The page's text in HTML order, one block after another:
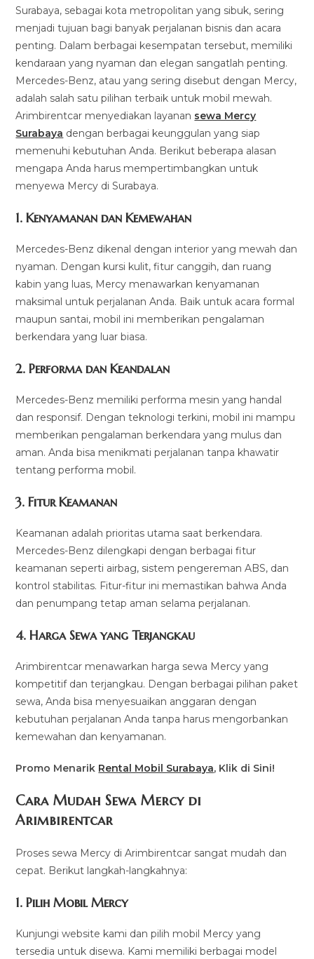
Surabaya, sebagai kota metropolitan yang sibuk, sering
menjadi tujuan bagi banyak perjalanan bisnis dan acara
penting. Dalam berbagai kesempatan tersebut, memiliki
kendaraan yang nyaman dan elegan sangatlah penting.
Mercedes-Benz, atau yang sering disebut dengan Mercy,
adalah salah satu pilihan terbaik untuk mobil mewah.
Arimbirentcar menyediakan layanan sewa Mercy
Surabaya dengan berbagai keunggulan yang siap
memenuhi kebutuhan Anda. Berikut beberapa alasan
mengapa Anda harus mempertimbangkan untuk
menyewa Mercy di Surabaya.
1. Kenyamanan dan Kemewahan
Mercedes-Benz dikenal dengan interior yang mewah dan
nyaman. Dengan kursi kulit, fitur canggih, dan ruang
kabin yang luas, Mercy menawarkan kenyamanan
maksimal untuk perjalanan Anda. Baik untuk acara formal
maupun santai, mobil ini memberikan pengalaman
berkendara yang luar biasa.
2. Performa dan Keandalan
Mercedes-Benz memiliki performa mesin yang handal
dan responsif. Dengan teknologi terkini, mobil ini mampu
memberikan pengalaman berkendara yang mulus dan
aman. Anda bisa menikmati perjalanan tanpa khawatir
tentang performa mobil.
3. Fitur Keamanan
Keamanan adalah prioritas utama saat berkendara.
Mercedes-Benz dilengkapi dengan berbagai fitur
keamanan seperti airbag, sistem pengereman ABS, dan
kontrol stabilitas. Fitur-fitur ini memastikan bahwa Anda
dan penumpang tetap aman selama perjalanan.
4. Harga Sewa yang Terjangkau
Arimbirentcar menawarkan harga sewa Mercy yang
kompetitif dan terjangkau. Dengan berbagai pilihan paket
sewa, Anda bisa menyesuaikan anggaran dengan
kebutuhan perjalanan Anda tanpa harus mengorbankan
kemewahan dan kenyamanan.
Promo Menarik Rental Mobil Surabaya, Klik di Sini!
Cara Mudah Sewa Mercy di
Arimbirentcar
Proses sewa Mercy di Arimbirentcar sangat mudah dan
cepat. Berikut langkah-langkahnya:
1. Pilih Mobil Mercy
Kunjungi website kami dan pilih mobil Mercy yang
tersedia untuk disewa. Kami memiliki berbagai model